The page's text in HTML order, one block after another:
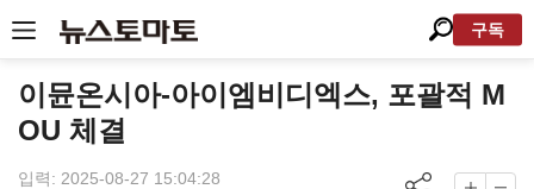
구독
이뮨온시아-아이엠비디엑스, 포괄적 M
OU 체결
입력: 2025-08-27 15:04:28